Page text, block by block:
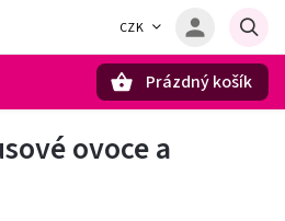
CZK
Prázdný košík
ovoce a